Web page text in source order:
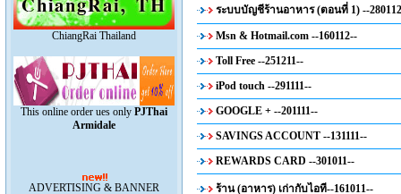
ChiangRai Thailand
This online order ues only PJThai
Armidale
ADVERTISING & BANNER
ระบบบัญชีร้านอาหาร (ตอนที่ 1) --
Msn & Hotmail.com --160112--
Toll Free --251211--
iPod touch --291111--
GOOGLE + --201111--
SAVINGS ACCOUNT --131111--
REWARDS CARD --301011--
ร้าน (อาหาร) เก่ากับไอที--161011--